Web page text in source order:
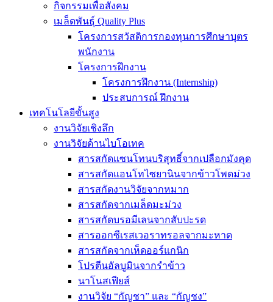
กิจกรรมเพื่อสังคม
เมล็ดพันธุ์ Quality Plus
โครงการสวัสดิการกองทุนการศึกษาบุตร
พนักงาน
โครงการฝึกงาน
โครงการฝึกงาน (Internship)
ประสบการณ์ ฝึกงาน
เทคโนโลยีขั้นสูง
งานวิจัยเชิงลึก
งานวิจัยด้านไบโอเทค
สารสกัดแซนโทนบริสุทธิ์จากเปลือกมังคุด
สารสกัดแอนโทไซยานินจากข้าวโพดม่วง
สารสกัดงานวิจัยจากหมาก
สารสกัดจากเมล็ดมะม่วง
สารสกัดบรอมีเลนจากสับปะรด
สารออกซีเรสเวอราทรอลจากมะหาด
สารสกัดจากเห็ดออร์แกนิก
โปรตีนอัลบูมินจากรำข้าว
นาโนสเฟียส์
งานวิจัย “กัญชา” และ “กัญชง”